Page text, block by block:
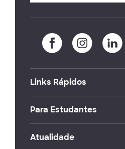
Links Rápidos
Para Estudantes
Atualidade